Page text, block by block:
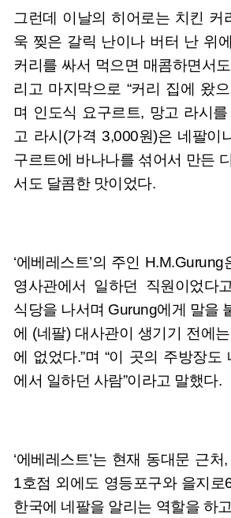
그런데 이날의 히어로는 치킨 커
욱 찢은 갈릭 난이나 버터 난 위
커리를 싸서 먹으면 매콤하면서
리고 마지막으로 “커리 집에 왔
며 인도식 요구르트, 망고 라시
고 라시(가격 3,000원)은 네팔이
구르트에 바나나를 섞어서 만든
서도 달콤한 맛이었다.
‘에베레스트’의 주인
영사관에서 일하던 직원이었다
식당을 나서며 Gurung에게 말을
에 (네팔) 대사관이 생기기 전에
에 없었다.”며 “이 곳의 주방장도
에서 일하던 사람”이라고 말했다.
‘에베레스트’는 현재 동대문 근처
1호점 외에도 영등포구와 을지로
한국에 네팔을 알리는 역할을 하